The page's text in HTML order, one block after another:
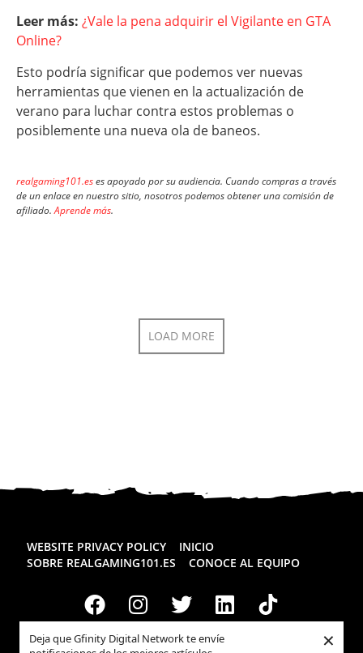
Deja que Gfinity Digital Network te envíe
×
Leer más: ¿Vale la pena adquirir el Vigilante en GTA
Online?
Esto podría significar que podemos ver nuevas
herramientas que vienen en la actualización de
verano para luchar contra estos problemas o
posiblemente una nueva ola de baneos.
realgaming101.eses apoyado por su audiencia. Cuando compras a través
de un enlace en nuestro sitio, nosotros podemos obtener una comisión de
afiliado.Aprende más.
LOAD MORE
WEBSITE PRIVACY POLICY
INICIO
SOBRE REALGAMING101.ES
CONOCE AL EQUIPO